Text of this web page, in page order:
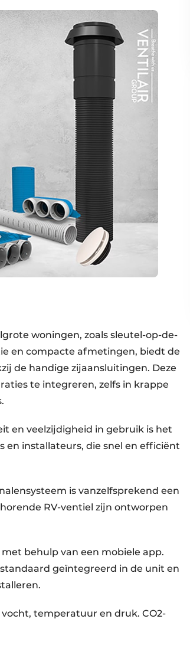
woningen, zoals sleutel-op-de-
en compacte afmetingen, biedt de
de handige zijaansluitingen. Deze
te integreren, zelfs in krappe
en veelzijdigheid in gebruik is het
installateurs, die snel en efficiënt
is vanzelfsprekend een
RV-ventiel zijn ontworpen
behulp van een mobiele app.
geïntegreerd in de unit en
temperatuur en druk. CO2-